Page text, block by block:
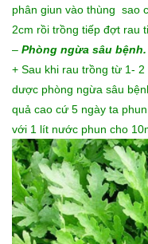
phân giun vào thùng sao
2cm rồi trồng tiếp đợt rau
– Phòng ngừa sâu bệnh.
+ Sau khi rau trồng từ 1-
dược phòng ngừa sâu
quả cao cứ 5 ngày ta
với 1 lít nước phun cho